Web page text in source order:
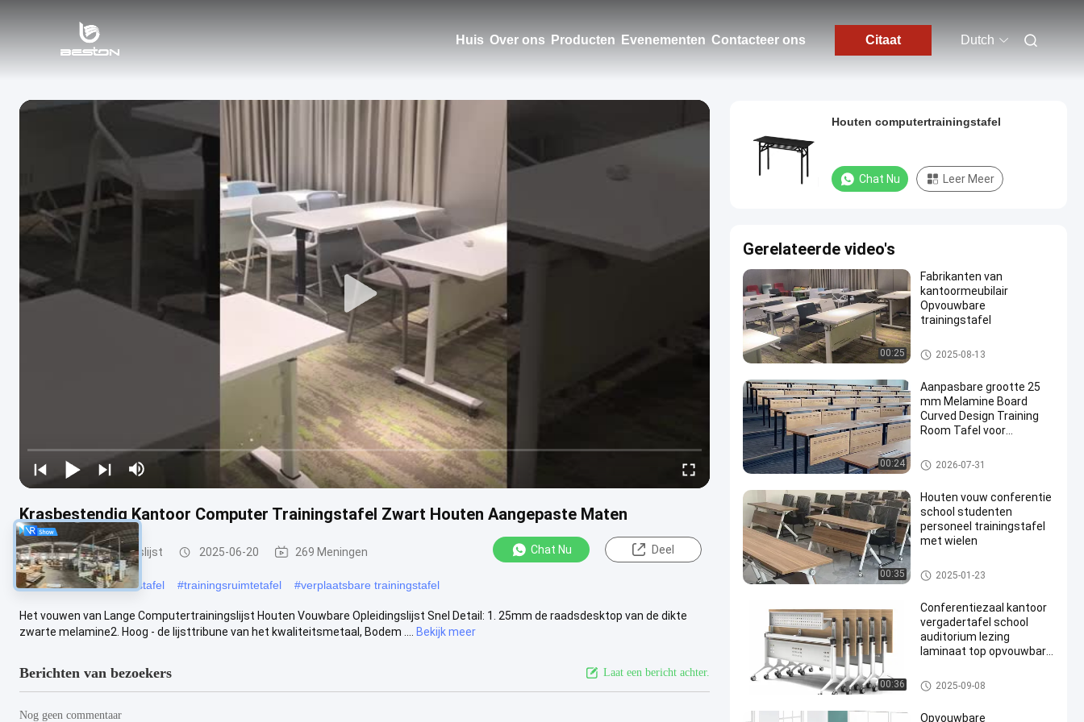
Huis Over ons Producten Evenementen Contacteer ons Citaat Dutch
Krasbestendig Kantoor Computer Trainingstafel Zwart Houten Aangepaste Maten
Vouwbare Opleidingslijst 2025-06-20 269 Meningen Chat Nu Deel
#Rechthoekige trainingstafel #trainingsruimtetafel #verplaatsbare trainingstafel
Het vouwen van Lange Computertrainingslijst Houten Vouwbare Opleidingslijst Snel Detail: 1. 25mm de raadsdesktop van de dikte
zwarte melamine2. Hoog - de lijsttribune van het kwaliteitsmetaal, Bodem ....
Bekijk meer
Berichten van bezoekers Laat een bericht achter.
Nog geen commentaar
Houten computertrainingstafel
Chat Nu Leer Meer
Gerelateerde video's
00:25
Fabrikanten van
kantoormeubilair
Opvouwbare
trainingstafel
Vouwbare Opleidingslijst
2025-08-13
00:24
Aanpasbare grootte 25
mm Melamine Board
Curved Design Training
Room Tafel voor
Vouwbare Opleidingslijst
2026-07-31
00:35
Houten vouw conferentie
school studenten
personeel trainingstafel
met wielen
Vouwbare Opleidingslijst
2025-01-23
00:36
Conferentiezaal kantoor
vergadertafel school
auditorium lezing
laminaat top opvouwbare
Vouwbare Opleidingslijst
2025-09-08
Opvouwbare